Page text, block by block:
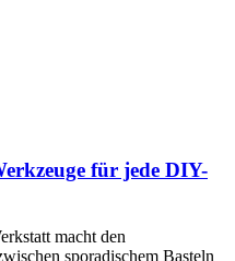
für jede DIY-
macht den
sporadischem Basteln